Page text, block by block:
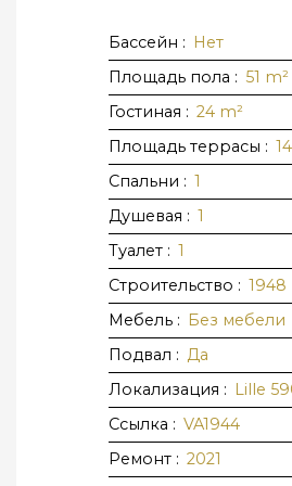
Бассейн : Нет
Площадь пола : 51 m²
Гостиная : 24 m²
Площадь террасы : 14
Спальни : 1
Душевая : 1
Туалет : 1
Строительство : 1948
Мебель : Без мебели
Подвал : Да
Локализация : Lille
Ссылка : VA1944
Ремонт : 2021